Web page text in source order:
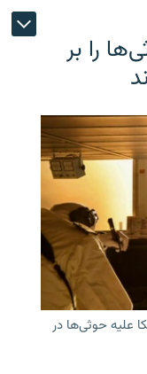
را بر
علیه حوثی‌ها در